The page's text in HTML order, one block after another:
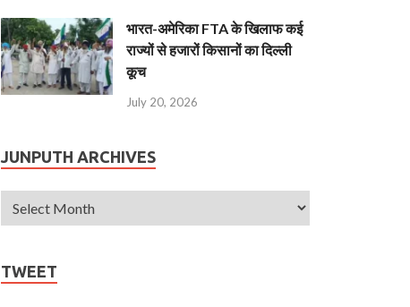
भारत-अमेरिका FTA के खिलाफ कई
राज्यों से हजारों किसानों का दिल्ली
कूच
July 20, 2026
JUNPUTH ARCHIVES
TWEET